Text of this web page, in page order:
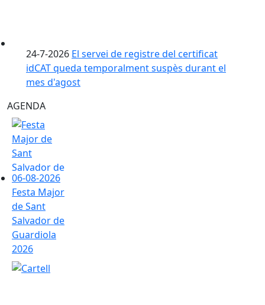
24-7-2026 El servei de registre del certificat
idCAT queda temporalment suspès durant el
mes d'agost
AGENDA
Festa Major de Sant Salvador de Guardiola 2026
06-08-2026
Festa Major
de Sant
Salvador de
Guardiola
2026
Trobada BTT "Any Pesarrodona"